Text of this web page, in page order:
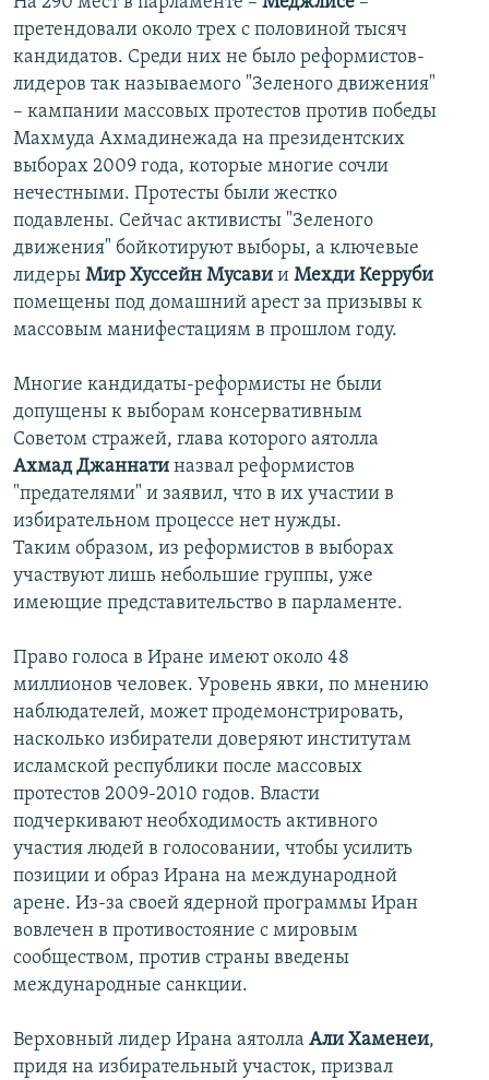
претендовали около трех с половиной тысяч
кандидатов. Среди них не было реформистов-
лидеров так называемого "Зеленого движения"
– кампании массовых протестов против победы
Махмуда Ахмадинежада на президентских
выборах 2009 года, которые многие сочли
нечестными. Протесты были жестко
подавлены. Сейчас активисты "Зеленого
движения" бойкотируют выборы, а ключевые
лидеры Мир Хуссейн Мусави и Мехди Керруби
помещены под домашний арест за призывы к
массовым манифестациям в прошлом году.
Многие кандидаты-реформисты не были
допущены к выборам консервативным
Советом стражей, глава которого аятолла
Ахмад Джаннати назвал реформистов
"предателями" и заявил, что в их участии в
избирательном процессе нет нужды.
Таким образом, из реформистов в выборах
участвуют лишь небольшие группы, уже
имеющие представительство в парламенте.
Право голоса в Иране имеют около 48
миллионов человек. Уровень явки, по мнению
наблюдателей, может продемонстрировать,
насколько избиратели доверяют институтам
исламской республики после массовых
протестов 2009-2010 годов. Власти
подчеркивают необходимость активного
участия людей в голосовании, чтобы усилить
позиции и образ Ирана на международной
арене. Из-за своей ядерной программы Иран
вовлечен в противостояние с мировым
сообществом, против страны введены
международные санкции.
Верховный лидер Ирана аятолла Али Хаменеи,
придя на избирательный участок, призвал